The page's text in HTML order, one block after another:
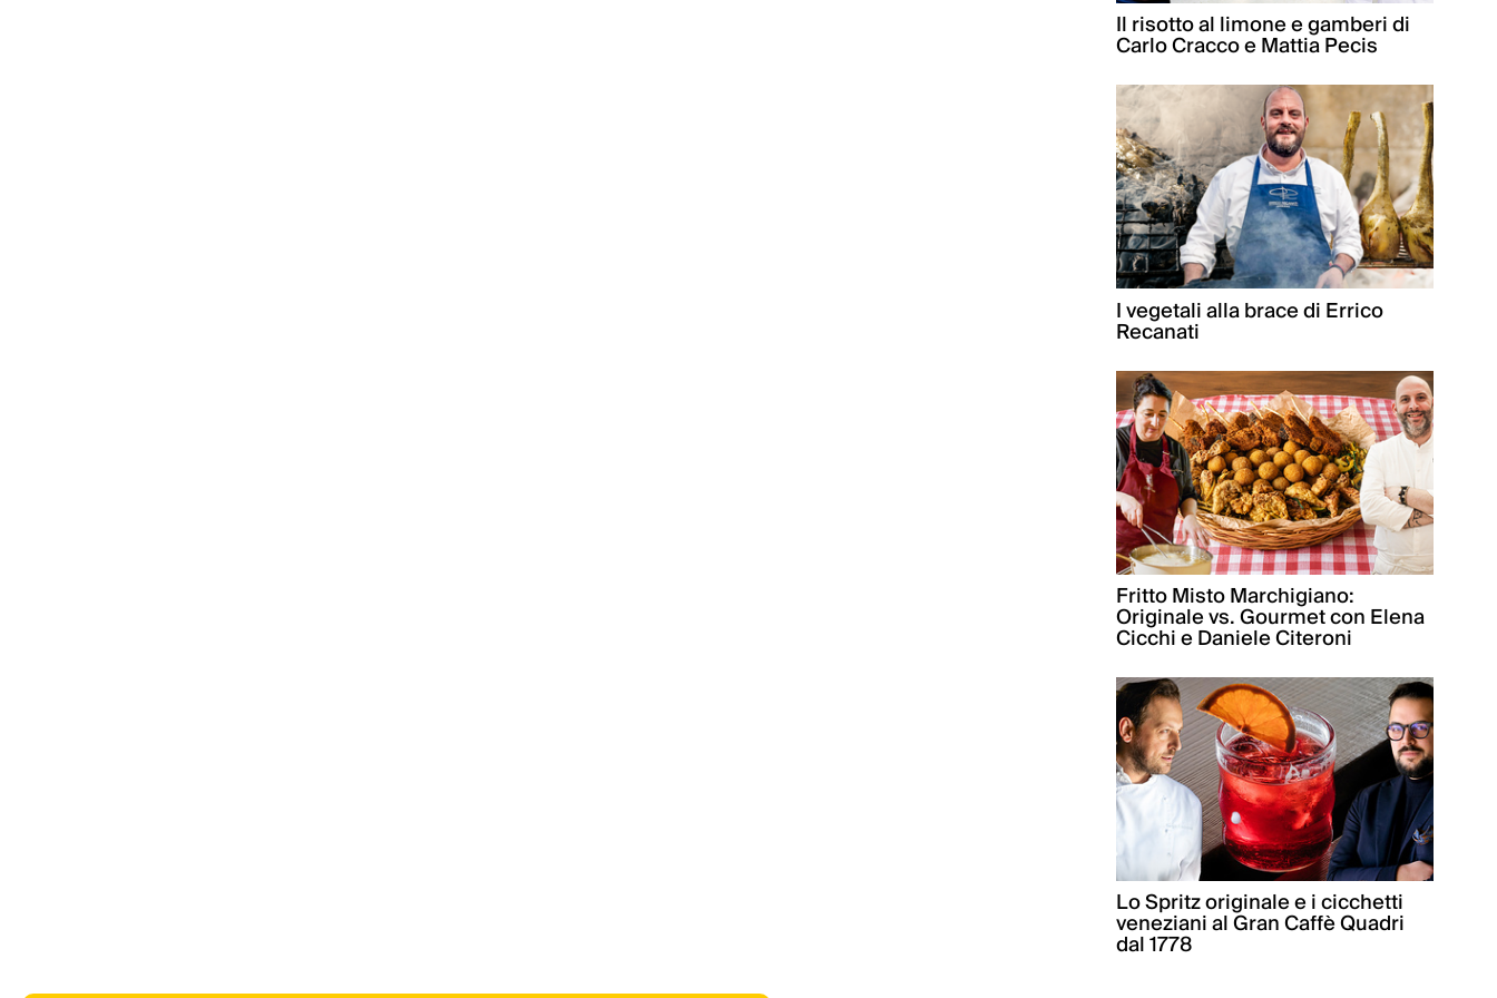
Il risotto al limone e gamberi di
Carlo Cracco e Mattia Pecis
I vegetali alla brace di Errico
Recanati
Fritto Misto Marchigiano:
Originale vs. Gourmet con Elena
Cicchi e Daniele Citeroni
Lo Spritz originale e i cicchetti
veneziani al Gran Caffè Quadri
dal 1778